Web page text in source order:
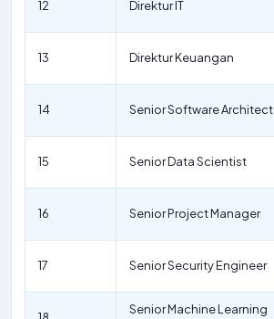
12 Direktur IT
13 Direktur Keuangan
14 Senior Software Architect
15 Senior Data Scientist
16 Senior Project Manager
17 Senior Security Engineer
Senior Machine Learning